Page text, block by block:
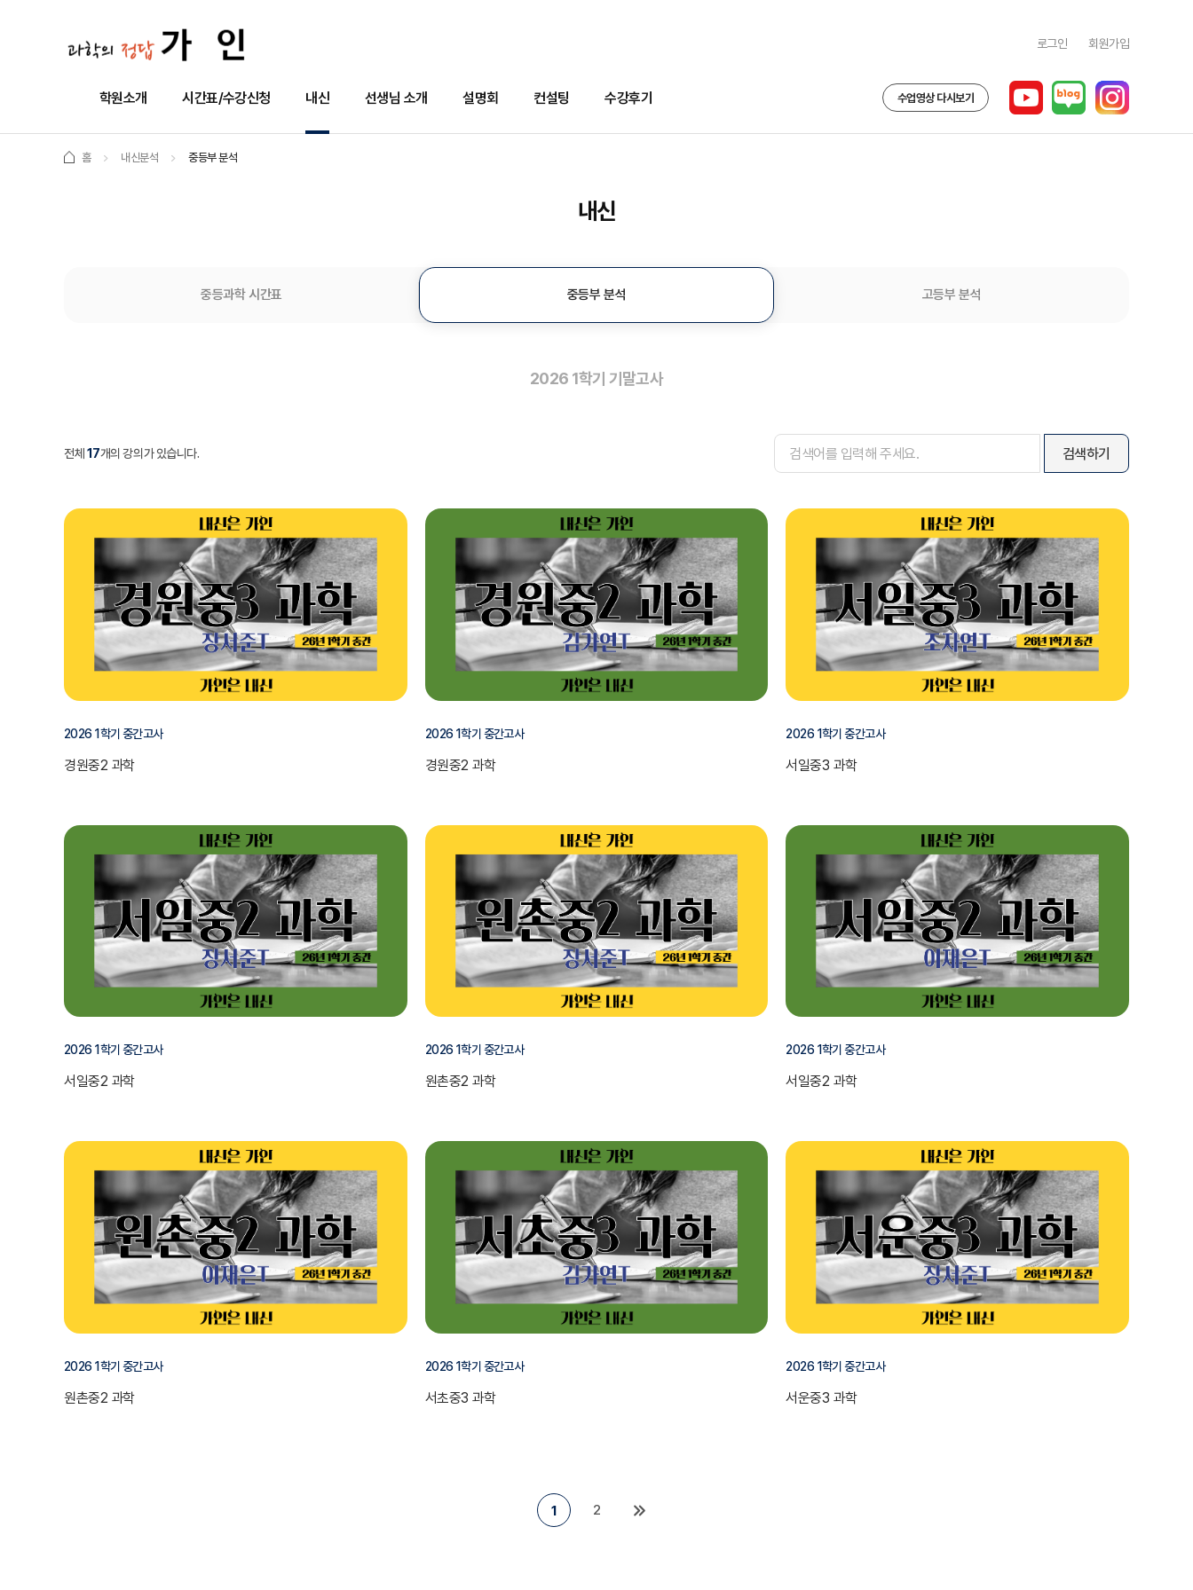
로그인 회원가입
학원소개 시간표/수강신청 내신 선생님 소개 설명회 컨설팅 수강후기 수업영상 다시보기
홈 내신분석 중등부 분석
내신
중등과학 시간표 중등부 분석 고등부 분석
2026 1학기 기말고사
전체 17개의 강의가 있습니다.
2026 1학기 중간고사
경원중2 과학
2026 1학기 중간고사
경원중2 과학
2026 1학기 중간고사
서일중3 과학
2026 1학기 중간고사
서일중2 과학
2026 1학기 중간고사
원촌중2 과학
2026 1학기 중간고사
서일중2 과학
2026 1학기 중간고사
원촌중2 과학
2026 1학기 중간고사
서초중3 과학
2026 1학기 중간고사
서운중3 과학
1 2